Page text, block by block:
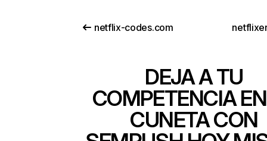
netflix-codes.com
DEJA A TU
COMPETENCIA
CUNETA CON